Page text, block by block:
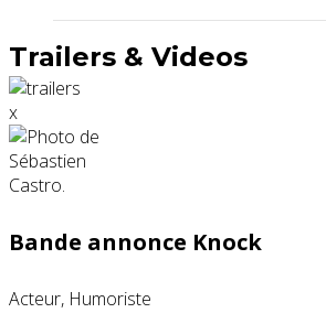
Trailers & Videos
x
Bande annonce Knock
Acteur, Humoriste